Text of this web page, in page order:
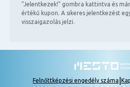
"Jelentkezek!" gombra kattintva és
értékű kupon. A sikeres jelentkezést
visszaigazolás jelzi.
Felnőttképzési engedély száma